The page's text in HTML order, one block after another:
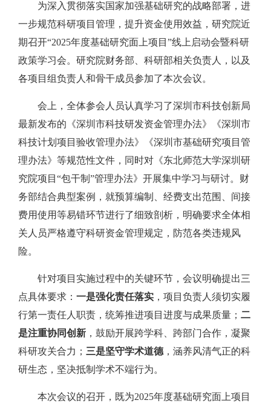
为深入贯彻落实国家加强基础研究的战略部署，进
一步规范科研项目管理，提升资金使用效益，研究院近
期召开“2025年度基础研究面上项目”线上启动会暨科研
政策学习会。研究院财务部、科研部相关负责人，以及
各项目组负责人和骨干成员参加了本次会议。
会上，全体参会人员认真学习了深圳市科技创新局
最新发布的《深圳市科技研发资金管理办法》《深圳市
科技计划项目验收管理办法》《深圳市基础研究项目管
理办法》等规范性文件，同时对《东北师范大学深圳研
究院项目“包干制”管理办法》开展集中学习与研讨。财
务部结合典型案例，就预算编制、经费支出范围、间接
费用使用等易错环节进行了细致剖析，明确要求全体相
关人员严格遵守科研资金管理规定，防范各类违规风
险。
针对项目实施过程中的关键环节，会议明确提出三
点具体要求： 一是强化责任落实 ，项目负责人须切实履
行第一责任人职责，统筹推进项目进度与成果质量； 二
是注重协同创新 ，鼓励开展跨学科、跨部门合作，凝聚
科研攻关合力； 三是坚守学术道德，涵养风清气正的科
研生态，坚决抵制学术不端行为。
本次会议的召开，既为2025年度基础研究面上项目